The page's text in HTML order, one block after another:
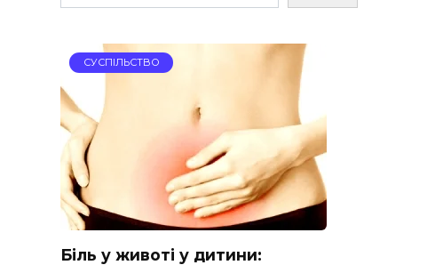
СУСПІЛЬСТВО
Біль у животі у дитини: